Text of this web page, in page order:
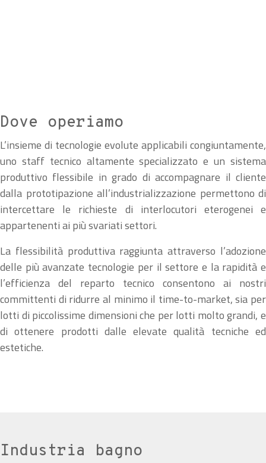
Dove operiamo
L’insieme di tecnologie evolute applicabili congiuntamente,
uno staff tecnico altamente specializzato e un sistema
produttivo flessibile in grado di accompagnare il cliente
dalla prototipazione all’industrializzazione permettono di
intercettare le richieste di interlocutori eterogenei e
appartenenti ai più svariati settori.
La flessibilità produttiva raggiunta attraverso l’adozione
delle più avanzate tecnologie per il settore e la rapidità e
l’efficienza del reparto tecnico consentono ai nostri
committenti di ridurre al minimo il time-to-market, sia per
lotti di piccolissime dimensioni che per lotti molto grandi, e
di ottenere prodotti dalle elevate qualità tecniche ed
estetiche.
Industria bagno